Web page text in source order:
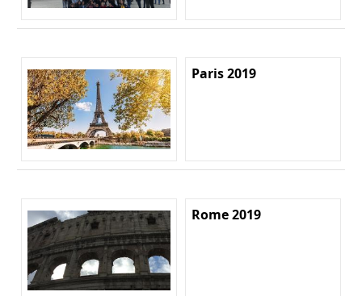
Paris 2019
Rome 2019